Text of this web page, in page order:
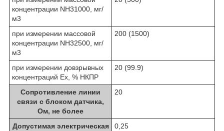
концентрации NH31000, мг/
м3
при измерении массовой
концентрации NH32500, мг/
м3
200 (1500)
при измерении довзрывных
концентраций Ех, % НКПР
20 (99.9)
Сопротивление линии
связи с блоком датчика,
Ом, не более
20
Допустимая электрическая
0,25